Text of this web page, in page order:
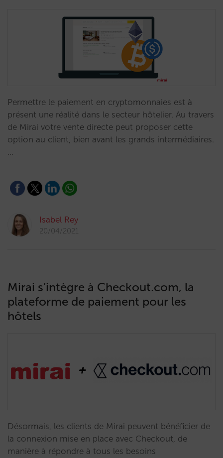
Permettre le paiement en cryptomonnaies est à
présent une réalité dans le secteur hôtelier. Au travers
de Mirai votre vente directe peut proposer cette
option au client, bien avant les grands intermédiaires.
…
Isabel Rey
20/04/2021
Mirai s’intègre à Checkout.com, la
plateforme de paiement pour les
hôtels
Désormais, les clients de Mirai peuvent bénéficier de
la connexion mise en place avec Checkout, de
manière à répondre à tous les besoins